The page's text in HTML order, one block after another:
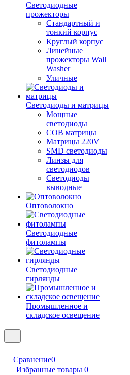
Светодиодные
прожекторы
Стандартный и
тонкий корпус
Круглый корпус
Линейные
прожекторы Wall
Washer
Уличные
Светодиоды и матрицы
Мощные
светодиоды
COB матрицы
Матрицы 220V
SMD светодиоды
Линзы для
светодиодов
Светодиоды
выводные
Оптоволокно
Светодиодные
фитолампы
Светодиодные
гирлянды
Промышленное и
складское освещение
Сравнение0
Избранные товары 0